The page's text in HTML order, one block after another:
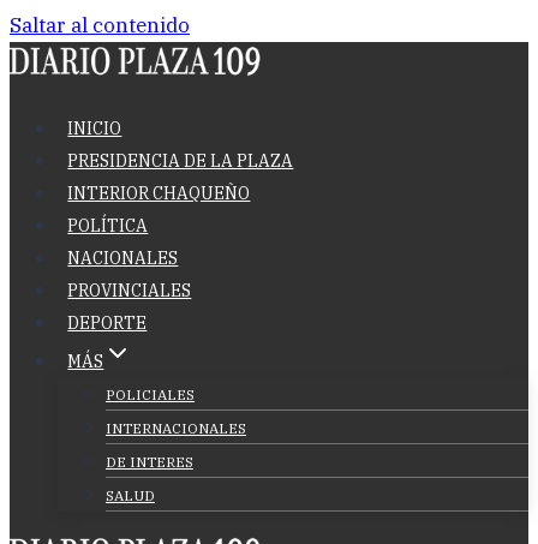
Saltar al contenido
INICIO
PRESIDENCIA DE LA PLAZA
INTERIOR CHAQUEÑO
POLÍTICA
NACIONALES
PROVINCIALES
DEPORTE
MÁS
POLICIALES
INTERNACIONALES
DE INTERES
SALUD